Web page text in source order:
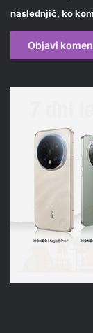
naslednjič, ko